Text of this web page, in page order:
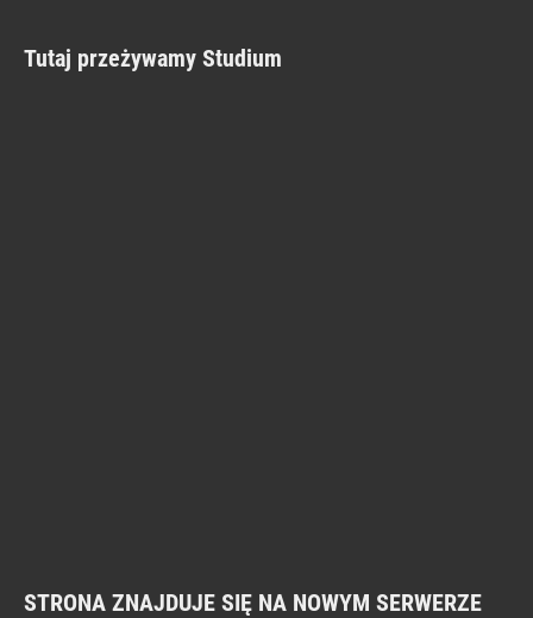
Tutaj przeżywamy Studium
STRONA ZNAJDUJE SIĘ NA NOWYM SERWERZE